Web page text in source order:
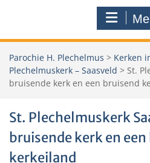
Parochie H. Plechelmus > Kerken
Plechelmuskerk – Saasveld > St.
bruisende kerk en een bruisend
St. Plechelmuskerk
bruisende kerk en
kerkeiland